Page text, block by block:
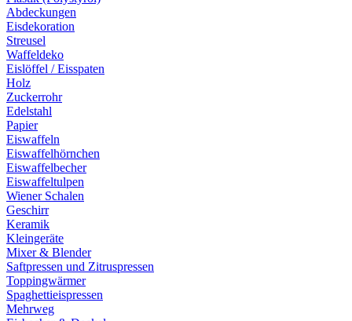
Abdeckungen
Eisdekoration
Streusel
Waffeldeko
Eislöffel / Eisspaten
Holz
Zuckerrohr
Edelstahl
Papier
Eiswaffeln
Eiswaffelhörnchen
Eiswaffelbecher
Eiswaffeltulpen
Wiener Schalen
Geschirr
Keramik
Kleingeräte
Mixer & Blender
Saftpressen und Zitruspressen
Toppingwärmer
Spaghettieispressen
Mehrweg